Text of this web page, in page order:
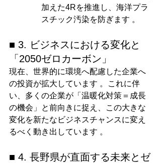
加えた4Rを推進し、海洋プラ
スチック汚染を防ぎます 。
■ 3. ビジネスにおける変化と
「2050ゼロカーボン」
現在、世界的に環境へ配慮した企業へ
の投資が拡大しています 。これに伴
い、多くの企業が「温暖化対策＝成長
の機会」と前向きに捉え、この大きな
変化を新たなビジネスチャンスに変え
るべく動き出しています 。
■ 4. 長野県が直面する未来とゼ